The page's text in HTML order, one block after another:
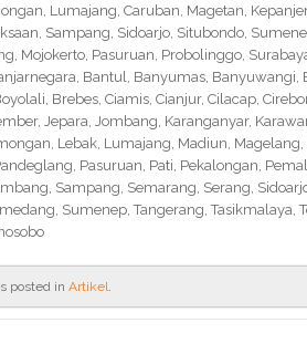
Lumajang, Caruban, Magetan,
Sampang, Sidoarjo, Situbondo,
Mojokerto, Pasuruan, Probolinggo,
Bantul, Banyumas, Banyuwangi,
Brebes, Ciamis, Cianjur, Cilacap,
Jepara, Jombang, Karanganyar,
Lebak, Lumajang, Madiun,
Pasuruan, Pati, Pekalongan,
Sampang, Semarang, Serang,
Sumenep, Tangerang,
posted in Artikel.